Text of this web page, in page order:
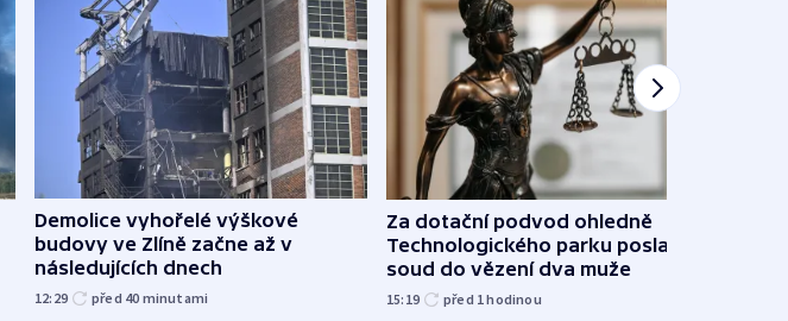
Demolice vyhořelé výškové
budovy ve Zlíně začne až v
následujících dnech
12:29 před 40 minutami
Za dotační podvod ohledně
Technologického parku poslal
soud do vězení dva muže
15:19 před 1hodinou